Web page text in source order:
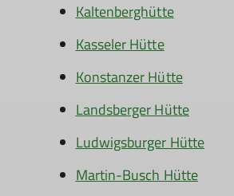
Kaltenberghütte
Kasseler Hütte
Konstanzer Hütte
Landsberger Hütte
Ludwigsburger Hütte
Martin-Busch Hütte